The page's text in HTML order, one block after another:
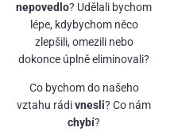
nepovedlo? Udělali bychom
lépe, kdybychom něco
zlepšili, omezili nebo
dokonce úplně eliminovali?
Co bychom do našeho
vztahu rádivnesli? Co nám
chybí?